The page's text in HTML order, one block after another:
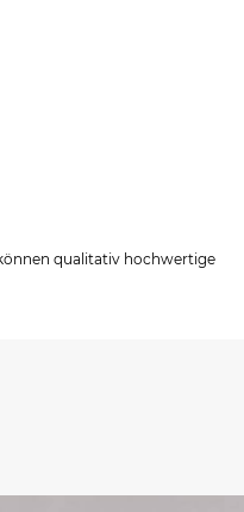
qualitativ hochwertige